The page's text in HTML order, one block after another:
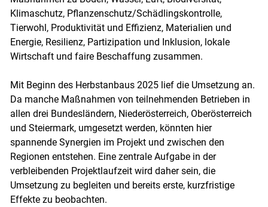
Klimaschutz, Pflanzenschutz/Schädlingskontrolle,
Tierwohl, Produktivität und Effizienz, Materialien und
Energie, Resilienz, Partizipation und Inklusion, lokale
Wirtschaft und faire Beschaffung zusammen.
Mit Beginn des Herbstanbaus 2025 lief die Umsetzung an.
Da manche Maßnahmen von teilnehmenden Betrieben in
allen drei Bundesländern, Niederösterreich, Oberösterreich
und Steiermark, umgesetzt werden, könnten hier
spannende Synergien im Projekt und zwischen den
Regionen entstehen. Eine zentrale Aufgabe in der
verbleibenden Projektlaufzeit wird daher sein, die
Umsetzung zu begleiten und bereits erste, kurzfristige
Effekte zu beobachten.